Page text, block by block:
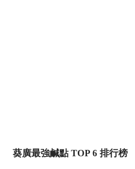
葵廣最強鹹點 TOP 6 排行榜